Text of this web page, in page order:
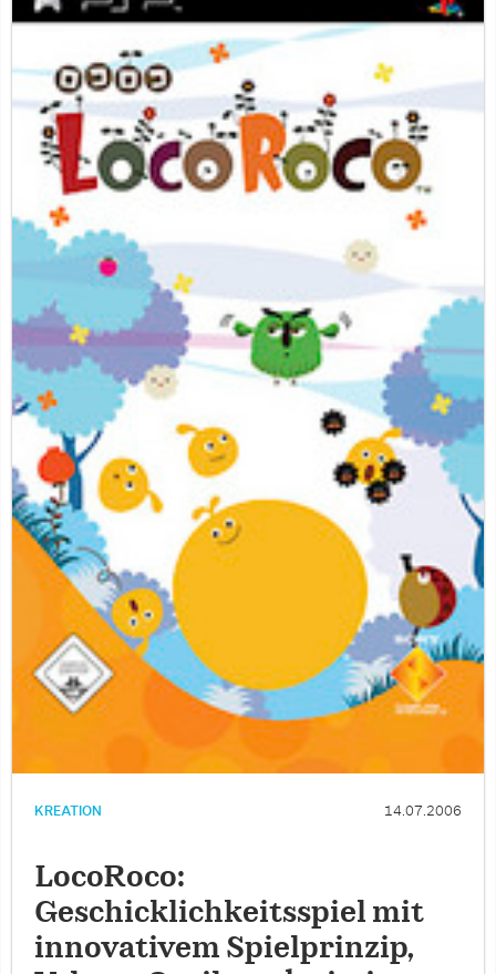
KREATION 14.07.2006
LocoRoco:
Geschicklichkeitsspiel mit
innovativem Spielprinzip,